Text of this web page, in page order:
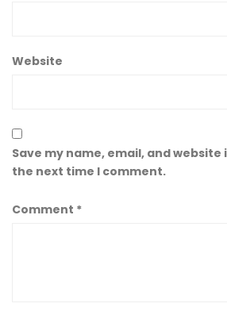
Website
Save my name, email, and
the next time I comment.
Comment *